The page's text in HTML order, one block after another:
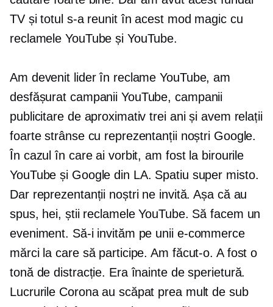
TV și totul s-a reunit în acest mod magic cu
reclamele YouTube și YouTube.
Am devenit lider în reclame YouTube, am
desfășurat campanii YouTube, campanii
publicitare de aproximativ trei ani și avem relații
foarte strânse cu reprezentanții noștri Google.
În cazul în care ai vorbit, am fost la birourile
YouTube și Google din LA. Spatiu super misto.
Dar reprezentanții noștri ne invită. Așa că au
spus, hei, știi reclamele YouTube. Să facem un
eveniment. Să-i invităm pe unii e-commerce
mărci la care să participe. Am făcut-o. A fost o
tonă de distracție. Era înainte de sperietură.
Lucrurile Corona au scăpat prea mult de sub